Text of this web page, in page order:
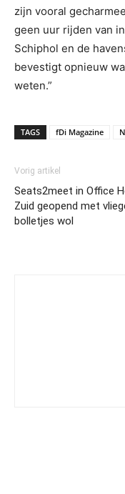
zijn vooral
geen uur rijden van
Schiphol en de
bevestigt opnieuw
weten.”
TAGS fDi Magazine
Vorig artikel
Seats2meet in Office
Zuid geopend met
bolletjes wol